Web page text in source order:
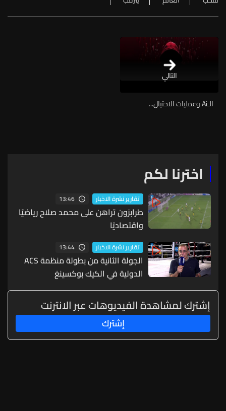
التالي
الـAi وعمليات الاحتيال...
اخترنا لكم
تقارير نشرة الاخبار 13:46
طرابزون تراهن على محمد صلاح رياضيًا
واقتصاديًا
تقارير نشرة الاخبار 13:44
الجولة الثانية من بطولة منظمة ACS
الدولية في الكيك بوكسينغ
إشترك لمشاهدة الفيديوهات عبر الانترنت
إشترك